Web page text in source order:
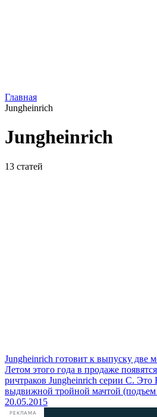
Главная
Jungheinrich
Jungheinrich
13 статей
Jungheinrich готовит к выпуску две
Летом этого года в продаже
ричтраков Jungheinrich серии С.
выдвижной тройной мачтой (подъем
20.05.2015
РЕКЛАМА